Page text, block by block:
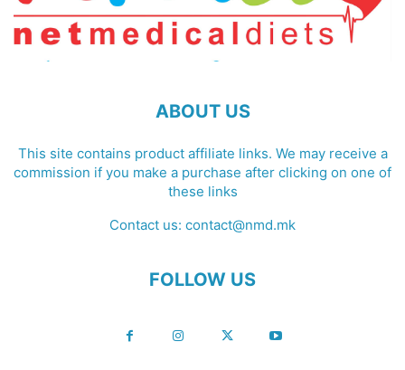
ABOUT US
This site contains product affiliate links. We may receive a
commission if you make a purchase after clicking on one of
these links
Contact us: contact@nmd.mk
FOLLOW US